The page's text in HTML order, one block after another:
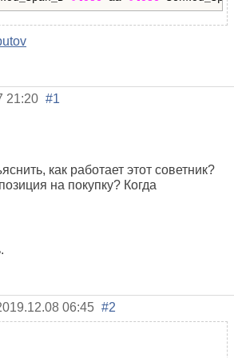
21:20 #1
как работает этот советник?
на покупку? Когда
06:45 #2